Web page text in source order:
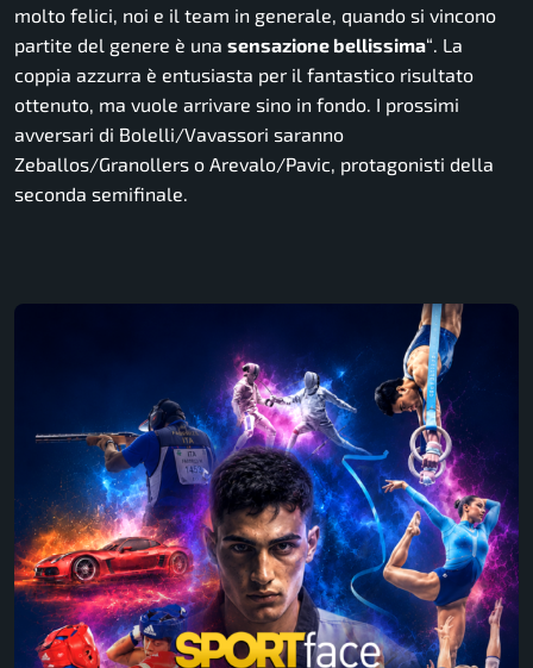
molto felici, noi e il team in generale, quando si vincono
partite del genere è una sensazione bellissima“. La
coppia azzurra è entusiasta per il fantastico risultato
ottenuto, ma vuole arrivare sino in fondo. I prossimi
avversari di Bolelli/Vavassori saranno
Zeballos/Granollers o Arevalo/Pavic, protagonisti della
seconda semifinale.